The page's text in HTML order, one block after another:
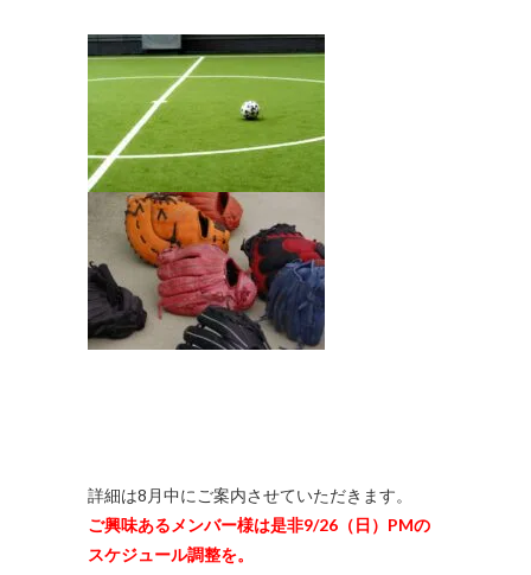
詳細は8月中にご案内させていただきます。
ご興味あるメンバー様は是非9/26（日）PMの
スケジュール調整を。